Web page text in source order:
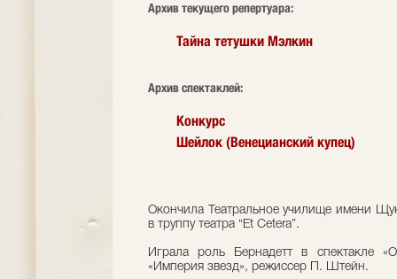
Архив текущего репертуара:
Тайна тетушки Мэлкин
Архив спектаклей:
Конкурс
Шейлок (Венецианский купец)
Окончила Театральное училище имени
в труппу театра “Et Сetera”.
Играла роль Бернадетт в спектакле
«Империя звезд», режиссер П. Штейн.